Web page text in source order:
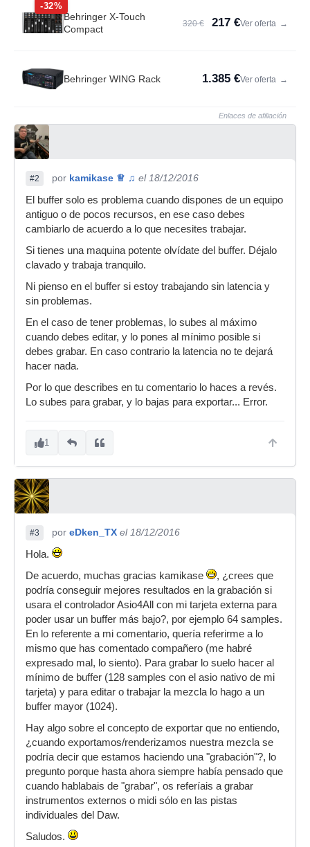
-32%
Behringer X-Touch
Compact
320 € 217 €Ver oferta →
Behringer WING Rack 1.385 €Ver oferta →
Enlaces de afiliación
#2 por kamikase ♕ ♫ el 18/12/2016
El buffer solo es problema cuando dispones de un equipo
antiguo o de pocos recursos, en ese caso debes
cambiarlo de acuerdo a lo que necesites trabajar.
Si tienes una maquina potente olvídate del buffer. Déjalo
clavado y trabaja tranquilo.
Ni pienso en el buffer si estoy trabajando sin latencia y
sin problemas.
En el caso de tener problemas, lo subes al máximo
cuando debes editar, y lo pones al mínimo posible si
debes grabar. En caso contrario la latencia no te dejará
hacer nada.
Por lo que describes en tu comentario lo haces a revés.
Lo subes para grabar, y lo bajas para exportar... Error.
1
#3 por eDken_TX el 18/12/2016
Hola.
De acuerdo, muchas gracias kamikase
, ¿crees que
podría conseguir mejores resultados en la grabación si
usara el controlador Asio4All con mi tarjeta externa para
poder usar un buffer más bajo?, por ejemplo 64 samples.
En lo referente a mi comentario, quería referirme a lo
mismo que has comentado compañero (me habré
expresado mal, lo siento). Para grabar lo suelo hacer al
mínimo de buffer (128 samples con el asio nativo de mi
tarjeta) y para editar o trabajar la mezcla lo hago a un
buffer mayor (1024).
Hay algo sobre el concepto de exportar que no entiendo,
¿cuando exportamos/renderizamos nuestra mezcla se
podría decir que estamos haciendo una "grabación"?, lo
pregunto porque hasta ahora siempre había pensado que
cuando hablabais de "grabar", os referíais a grabar
instrumentos externos o midi sólo en las pistas
individuales del Daw.
Saludos.